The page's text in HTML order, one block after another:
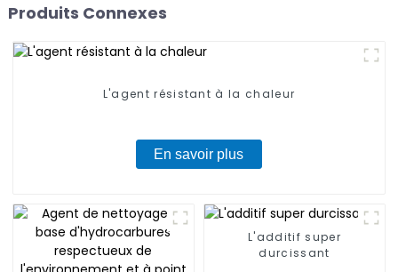
Produits Connexes
L'agent résistant à la chaleur
En savoir plus
L'additif super
durcissant